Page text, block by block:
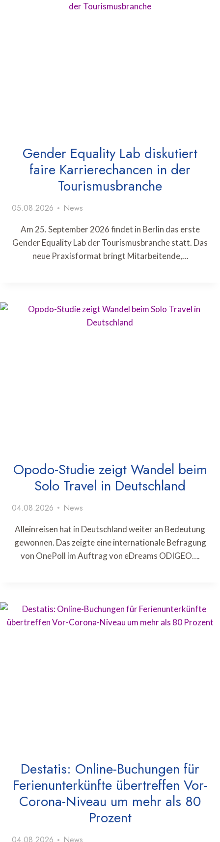
Gender Equality Lab diskutiert
faire Karrierechancen in der
Tourismusbranche
05.08.2026 News
Am 25. September 2026 findet in Berlin das erste
Gender Equality Lab der Tourismusbranche statt. Das
neue Praxisformat bringt Mitarbeitende,…
Opodo-Studie zeigt Wandel beim
Solo Travel in Deutschland
04.08.2026 News
Alleinreisen hat in Deutschland weiter an Bedeutung
gewonnen. Das zeigte eine internationale Befragung
von OnePoll im Auftrag von eDreams ODIGEO….
Destatis: Online-Buchungen für
Ferienunterkünfte übertreffen Vor-
Corona-Niveau um mehr als 80
Prozent